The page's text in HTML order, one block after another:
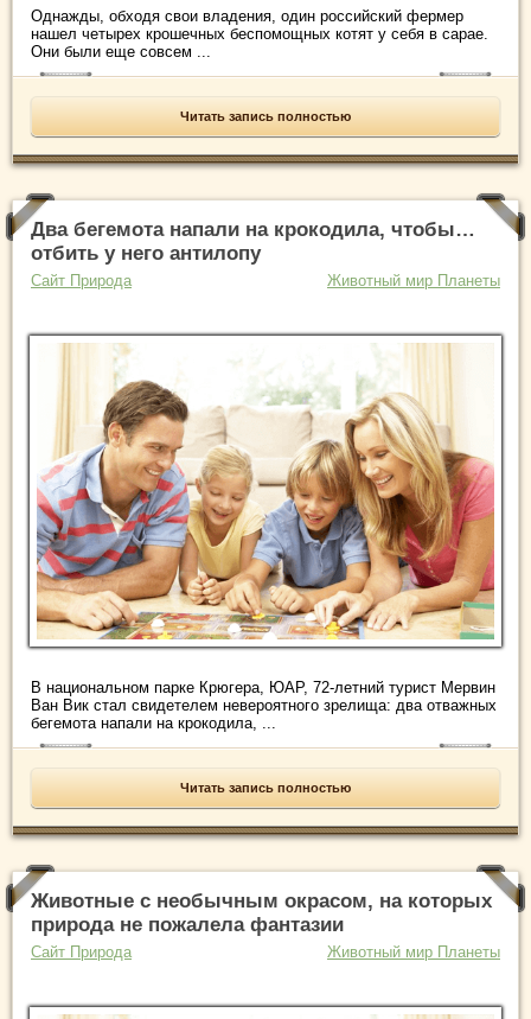
Однажды, обходя свои владения, один российский фермер
нашел четырех крошечных беспомощных котят у себя в сарае.
Они были еще совсем ...
Читать запись полностью
Два бегемота напали на крокодила, чтобы…
отбить у него антилопу
Сайт Природа Животный мир Планеты
В национальном парке Крюгера, ЮАР, 72-летний турист Мервин
Ван Вик стал свидетелем невероятного зрелища: два отважных
бегемота напали на крокодила, ...
Читать запись полностью
Животные с необычным окрасом, на которых
природа не пожалела фантазии
Сайт Природа Животный мир Планеты